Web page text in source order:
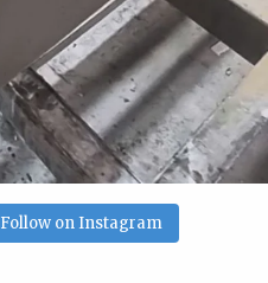
Follow on Instagram